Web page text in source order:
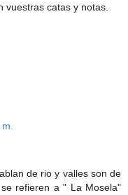
vuestras catas y notas.
de rio y valles son de
refieren a " La Mosela"